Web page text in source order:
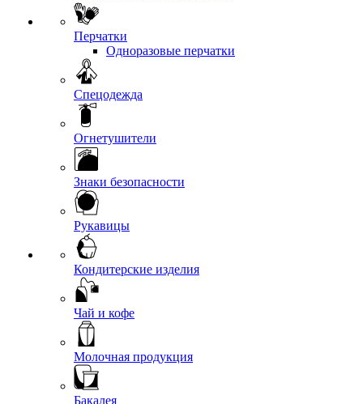
Перчатки
Одноразовые перчатки
Спецодежда
Огнетушители
Знаки безопасности
Рукавицы
Кондитерские изделия
Чай и кофе
Молочная продукция
Бакалея